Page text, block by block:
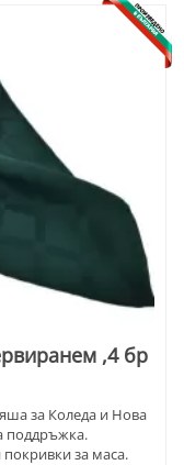
,4 бр
за Коледа и Нова
поддръжка.
за маса.